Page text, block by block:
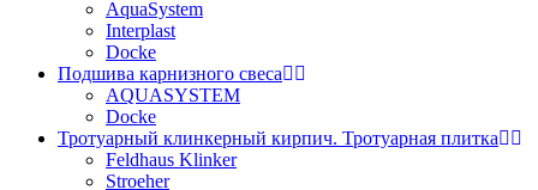
AquaSystem
Interplast
Docke
Подшива карнизного свеса
AQUASYSTEM
Docke
Тротуарный клинкерный кирпич. Тротуарная плитка
Feldhaus Klinker
Stroeher